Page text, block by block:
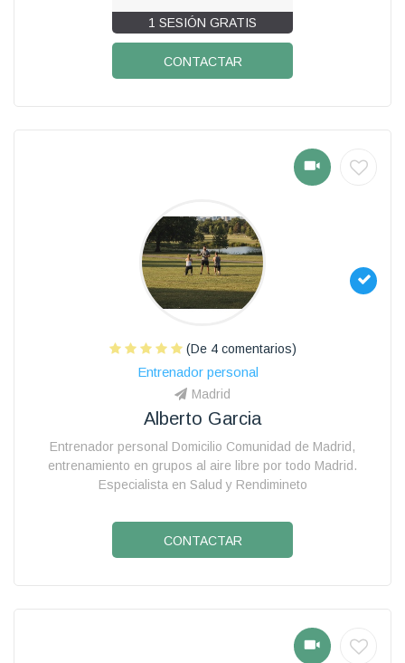
1 SESIÓN GRATIS
CONTACTAR
(De 4 comentarios)
Entrenador personal
Madrid
Alberto Garcia
Entrenador personal Domicilio Comunidad de Madrid,
entrenamiento en grupos al aire libre por todo Madrid.
Especialista en Salud y Rendimineto
CONTACTAR